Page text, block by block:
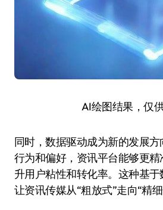
AI绘图结果，仅
同时，数据驱动成为新的发展
行为和偏好，资讯平台能够更
升用户粘性和转化率。这种基于
让资讯传媒从“粗放式”走向“精细